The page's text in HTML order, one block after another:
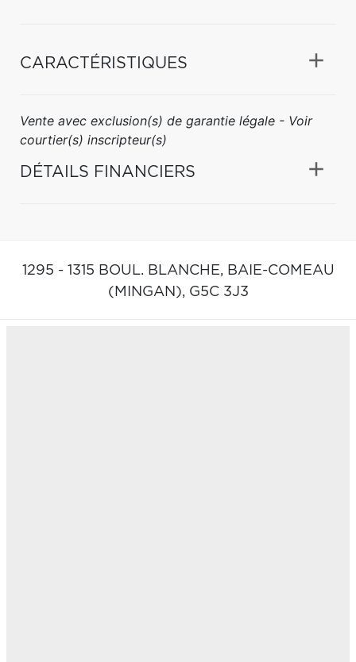
CARACTÉRISTIQUES
Vente avec exclusion(s) de garantie légale - Voir
courtier(s) inscripteur(s)
DÉTAILS FINANCIERS
1295 - 1315 BOUL. BLANCHE, BAIE-COMEAU
(MINGAN), G5C 3J3